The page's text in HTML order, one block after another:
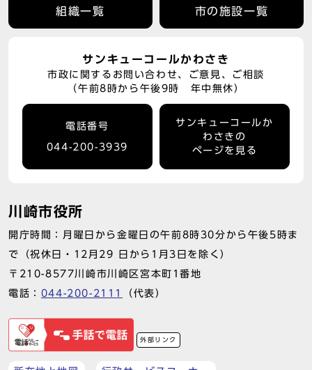
組織一覧 市の施設一覧
サンキューコールかわさき
市政に関するお問い合わせ、ご意見、ご相談
（午前8時から午後9時 年中無休）
電話番号
044-200-3939
サンキューコールか
わさきの
ページを見る
川崎市役所
開庁時間：月曜日から金曜日の午前8時30分から午後5時ま
で（祝休日・12月29 日から1月3日を除く）
〒210-8577川崎市川崎区宮本町1番地
電話： 044-200-2111 （代表）
外部リンク